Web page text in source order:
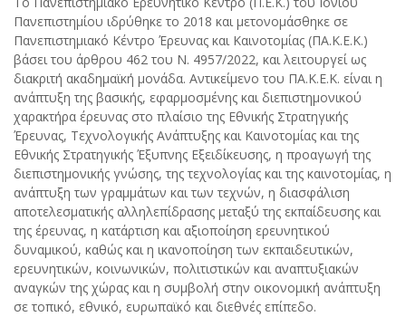
Πανεπιστημίου ιδρύθηκε το 2018 και μετονομάσθηκε σε
Πανεπιστημιακό Κέντρο Έρευνας και Καινοτομίας (ΠΑ.Κ.Ε.Κ.)
βάσει του άρθρου 462 του Ν. 4957/2022, και λειτουργεί ως
διακριτή ακαδημαϊκή μονάδα. Αντικείμενο του ΠΑ.Κ.Ε.Κ. είναι η
ανάπτυξη της βασικής, εφαρμοσμένης και διεπιστημονικού
χαρακτήρα έρευνας στο πλαίσιο της Εθνικής Στρατηγικής
Έρευνας, Τεχνολογικής Ανάπτυξης και Καινοτομίας και της
Εθνικής Στρατηγικής Έξυπνης Εξειδίκευσης, η προαγωγή της
διεπιστημονικής γνώσης, της τεχνολογίας και της καινοτομίας, η
ανάπτυξη των γραμμάτων και των τεχνών, η διασφάλιση
αποτελεσματικής αλληλεπίδρασης μεταξύ της εκπαίδευσης και
της έρευνας, η κατάρτιση και αξιοποίηση ερευνητικού
δυναμικού, καθώς και η ικανοποίηση των εκπαιδευτικών,
ερευνητικών, κοινωνικών, πολιτιστικών και αναπτυξιακών
αναγκών της χώρας και η συμβολή στην οικονομική ανάπτυξη
σε τοπικό, εθνικό, ευρωπαϊκό και διεθνές επίπεδο.